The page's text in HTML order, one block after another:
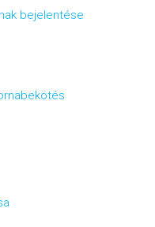
bejelentése